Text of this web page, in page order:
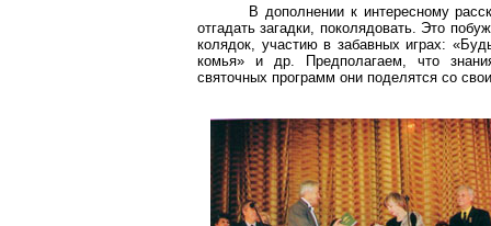
В дополнении к интересному
отгадать загадки, поколядовать. Это
колядок, участию в забавных играх:
комья» и др. Предполагаем, что
святочных программ они поделятся со